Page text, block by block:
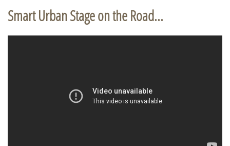
Smart Urban Stage on the Road...